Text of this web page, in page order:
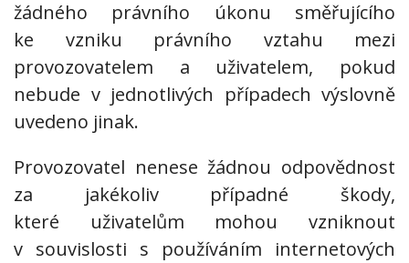
žádného právního úkonu směřujícího
ke vzniku právního vztahu mezi
provozovatelem a uživatelem, pokud
nebude v jednotlivých případech výslovně
uvedeno jinak.
Provozovatel nenese žádnou odpovědnost
za jakékoliv případné škody,
které uživatelům mohou vzniknout
v souvislosti s používáním internetových